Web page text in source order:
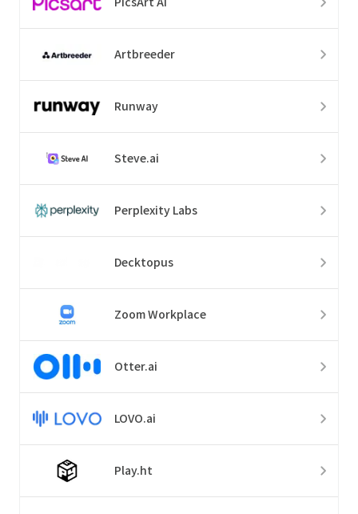
Artbreeder
Runway
Steve.ai
Perplexity Labs
Decktopus
Zoom Workplace
Otter.ai
LOVO.ai
Play.ht